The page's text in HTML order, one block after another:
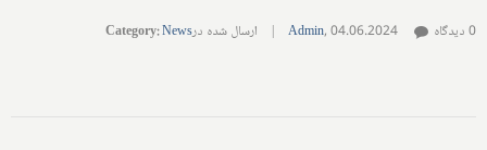
Admin,04.06.2024
| ارسال شده در Category:News 0 دیدگاه